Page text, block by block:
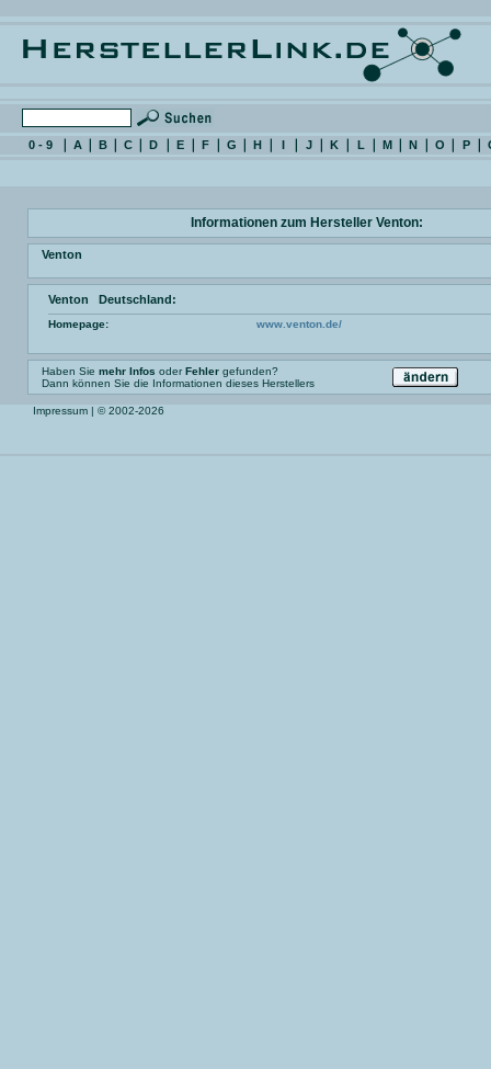
0 - 9 A B C D E F G H I J K L M N O P
Informationen zum Hersteller Venton:
Venton
Venton Deutschland:
Homepage: www.venton.de/
Haben Sie mehr Infos oderFehler gefunden?
Dann können Sie die Informationen dieses Herstellers
Impressum | © 2002-2026